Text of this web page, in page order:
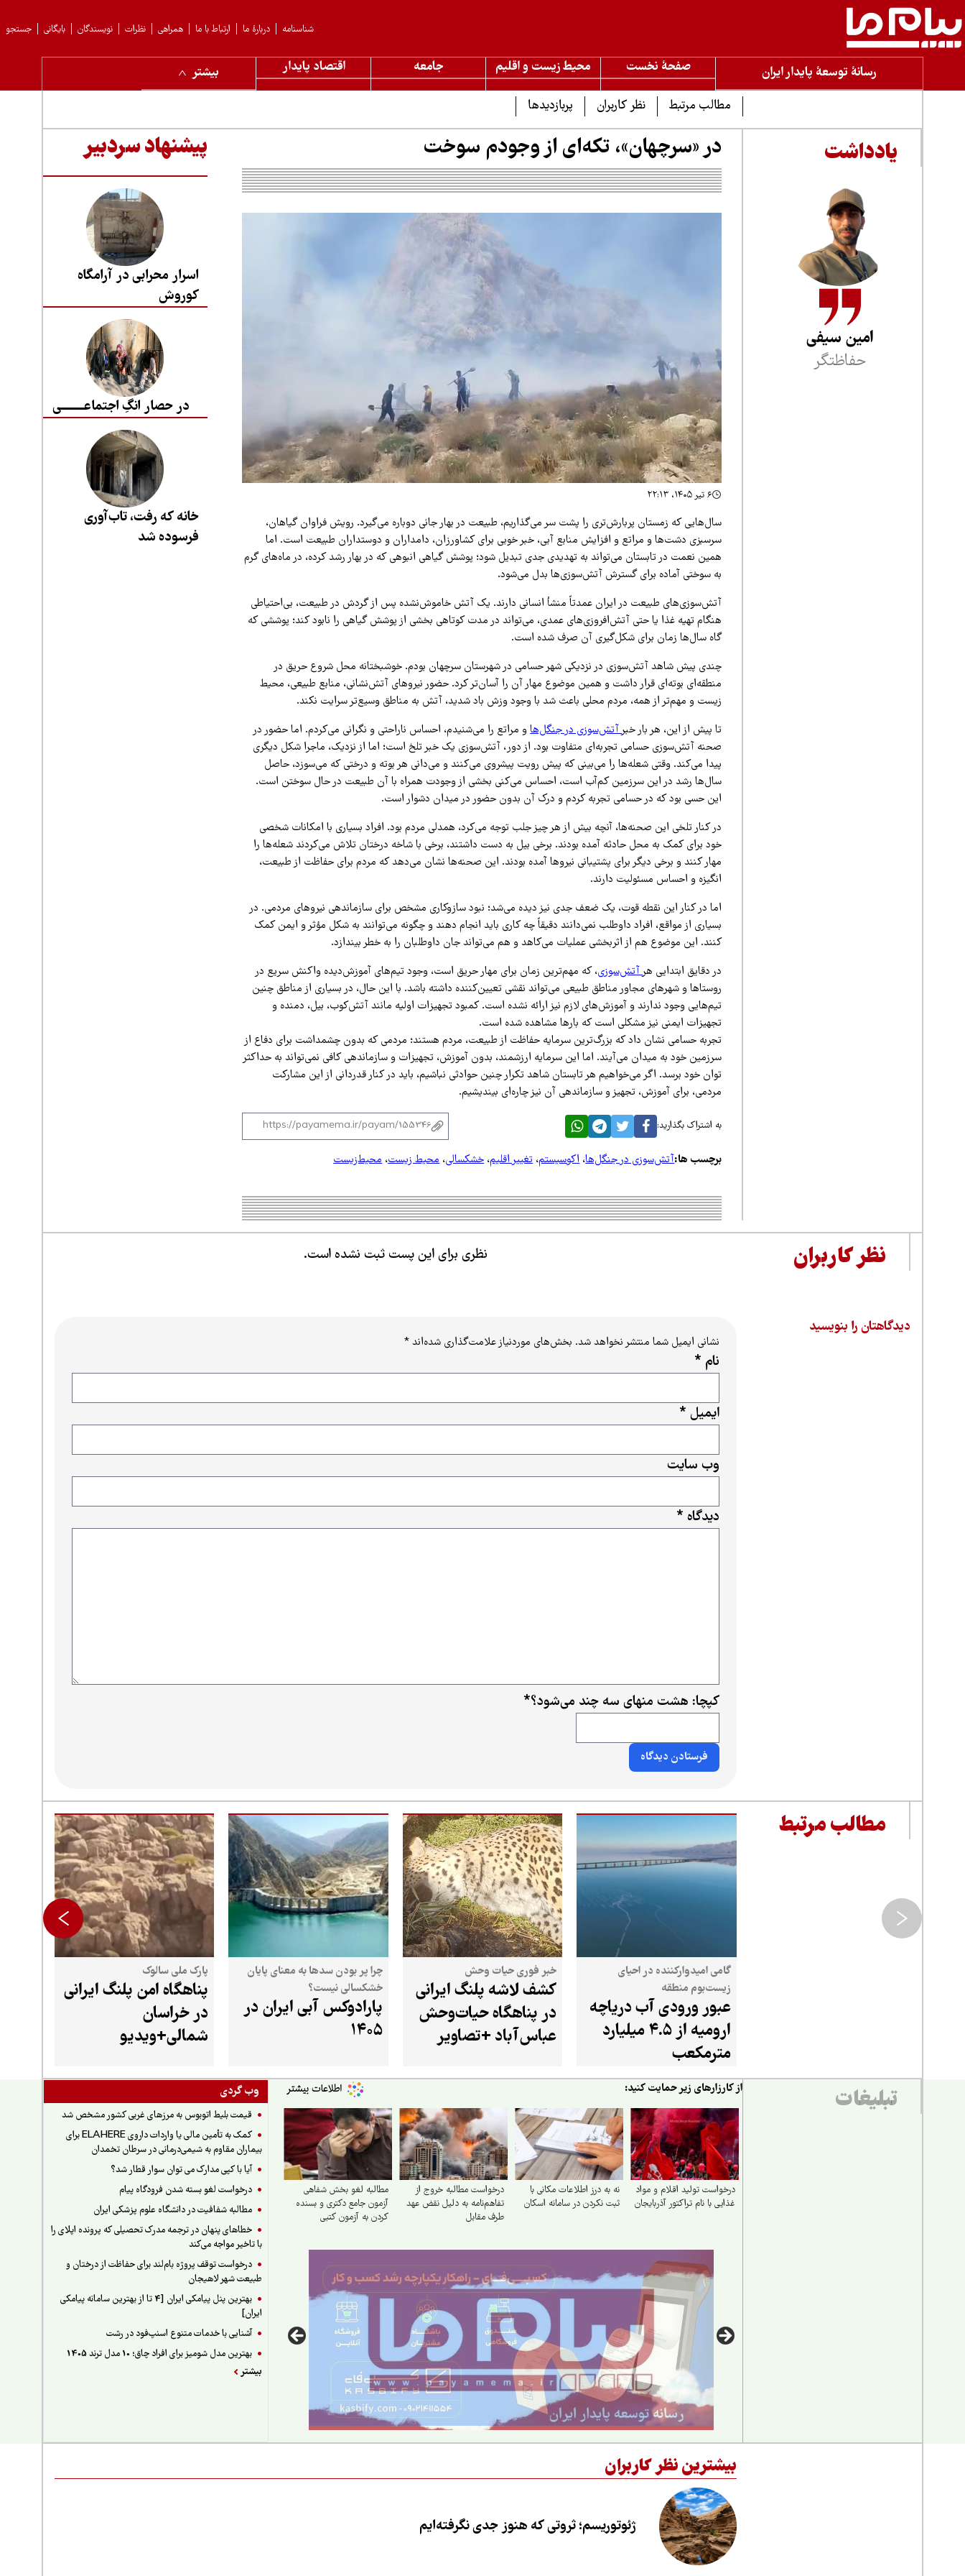
جستجو بایگانی نویسندگان نظرات همراهی ارتباط با ما دربارهٔ ما شناسنامه
رسانۀ توسعۀ پایدار ایران صفحۀ نخست محیط زیست و اقلیم جامعه اقتصاد پایدار
بیشتر
مطالب مرتبط
نظر کاربران پربازدیدها
یادداشت
امین سیفی
حفاظتگر
در «سرچهان»، تکه‌ای از وجودم سوخت
۶ تیر ۱۴۰۵، ۲۲:۱۳
سال‌هایی که زمستان پربارش‌تری را پشت سر می‌گذاریم، طبیعت در بهار جانی دوباره می‌گیرد. رویش فراوان گیاهان،
سرسبزی دشت‌ها و مراتع و افزایش منابع آبی، خبر خوبی برای کشاورزان، دامداران و دوستداران طبیعت است. اما
همین نعمت در تابستان می‌تواند به تهدیدی جدی تبدیل شود؛ پوشش گیاهی انبوهی که در بهار رشد کرده، در ماه‌های گرم
به سوختی آماده برای گسترش آتش‌سوزی‌ها بدل می‌شود.
آتش‌سوزی‌های طبیعت در ایران عمدتاً منشأ انسانی دارند. یک آتش خاموش‌نشده پس از گردش در طبیعت، بی‌احتیاطی
هنگام تهیه غذا یا حتی آتش‌افروزی‌های عمدی، می‌تواند در مدت کوتاهی بخشی از پوشش گیاهی را نابود کند؛ پوششی که
گاه سال‌ها زمان برای شکل‌گیری آن صرف شده است.
چندی پیش شاهد آتش‌سوزی در نزدیکی شهر حسامی در شهرستان سرچهان بودم. خوشبختانه محل شروع حریق در
منطقه‌ای بوته‌ای قرار داشت و همین موضوع مهار آن را آسان‌تر کرد. حضور نیروهای آتش‌نشانی، منابع طبیعی، محیط
زیست و مهم‌تر از همه، مردم محلی باعث شد با وجود وزش باد شدید، آتش به مناطق وسیع‌تر سرایت نکند.
تا پیش از این، هر بار خبرآتش‌سوزی در جنگل‌هاو مراتع را می‌شنیدم، احساس ناراحتی و نگرانی می‌کردم. اما حضور در
صحنه آتش‌سوزی حسامی تجربه‌ای متفاوت بود. از دور، آتش‌سوزی یک خبر تلخ است؛ اما از نزدیک، ماجرا شکل دیگری
پیدا می‌کند. وقتی شعله‌ها را می‌بینی که پیش رویت پیشروی می‌کنند و می‌دانی هر بوته و درختی که می‌سوزد، حاصل
سال‌ها رشد در این سرزمین کم‌آب است، احساس می‌کنی بخشی از وجودت همراه با آن طبیعت در حال سوختن است.
این حسی بود که در حسامی تجربه کردم و درک آن بدون حضور در میدان دشوار است.
در کنار تلخی این صحنه‌ها، آنچه بیش از هر چیز جلب توجه می‌کرد، همدلی مردم بود. افراد بسیاری با امکانات شخصی
خود برای کمک به محل حادثه آمده بودند. برخی بیل به دست داشتند، برخی با شاخه درختان تلاش می‌کردند شعله‌ها را
مهار کنند و برخی دیگر برای پشتیبانی نیروها آمده بودند. این صحنه‌ها نشان می‌دهد که مردم برای حفاظت از طبیعت،
انگیزه و احساس مسئولیت دارند.
اما در کنار این نقطه قوت، یک ضعف جدی نیز دیده می‌شد؛ نبود سازوکاری مشخص برای سازماندهی نیروهای مردمی. در
بسیاری از مواقع، افراد داوطلب نمی‌دانند دقیقاً چه کاری باید انجام دهند و چگونه می‌توانند به شکل مؤثر و ایمن کمک
کنند. این موضوع هم از اثربخشی عملیات می‌کاهد و هم می‌تواند جان داوطلبان را به خطر بیندازد.
در دقایق ابتدایی هرآتش‌سوزی، که مهم‌ترین زمان برای مهار حریق است، وجود تیم‌های آموزش‌دیده واکنش سریع در
روستاها و شهرهای مجاور مناطق طبیعی می‌تواند نقشی تعیین‌کننده داشته باشد. با این حال، در بسیاری از مناطق چنین
تیم‌هایی وجود ندارند و آموزش‌های لازم نیز ارائه نشده است. کمبود تجهیزات اولیه مانند آتش‌کوب، بیل، دمنده و
تجهیزات ایمنی نیز مشکلی است که بارها مشاهده شده است.
تجربه حسامی نشان داد که بزرگ‌ترین سرمایه حفاظت از طبیعت، مردم هستند؛ مردمی که بدون چشمداشت برای دفاع از
سرزمین خود به میدان می‌آیند. اما این سرمایه ارزشمند، بدون آموزش، تجهیزات و سازماندهی کافی نمی‌تواند به حداکثر
توان خود برسد. اگر می‌خواهیم هر تابستان شاهد تکرار چنین حوادثی نباشیم، باید در کنار قدردانی از این مشارکت
مردمی، برای آموزش، تجهیز و سازماندهی آن نیز چاره‌ای بیندیشیم.
به اشتراک بگذارید:
برچسب ها:آتش‌سوزی در جنگل‌ها،اکوسیستم،تغییر اقلیم،خشکسالی،محیط زیست،محیط‌زیست
پیشنهاد سردبیر
اسرار محرابی در آرامگاه
کوروش
در حصار انگِ اجتماعــــــــی
خانه که رفت، تاب‌آوری
فرسوده شد
نظر کاربران نظری برای این پست ثبت نشده است.
دیدگاهتان را بنویسید
نشانی ایمیل شما منتشر نخواهد شد. بخش‌های موردنیاز علامت‌گذاری شده‌اند*
دیدگاه *
نام *
ایمیل *
وب‌ سایت
کپچا: هشت منهای سه چند می‌شود؟*
مطالب مرتبط
گامی امیدوارکننده در احیای
زیست‌بوم منطقه
عبور ورودی آب دریاچه
ارومیه از ۴.۵ میلیارد
مترمکعب
خبر فوری حیات وحش
کشف لاشه پلنگ ایرانی
در پناهگاه حیات‌وحش
عباس‌آباد +تصاویر
چرا پر بودن سدها به معنای پایان
خشکسالی نیست؟
پارادوکس آبی ایران در
۱۴۰۵
پارک ملی سالوک
پناهگاه امن پلنگ ایرانی
در خراسان
شمالی+ویدیو
تبلیغات وب گردی
قیمت بلیط اتوبوس به مرزهای غربی کشور مشخص شد
کمک به تأمین مالی یا واردات داروی ELAHERE برای
بیماران مقاوم به شیمی‌درمانی در سرطان تخمدان
آیا با کپی مدارک می توان سوار قطار شد؟
درخواست لغو بسته شدن فرودگاه پیام
مطالبه شفافیت در دانشگاه علوم پزشکی ایران
خطاهای پنهان در ترجمه مدرک تحصیلی که پرونده اپلای را
با تاخیر مواجه می‌کند
درخواست توقف پروژه بام‌لند برای حفاظت از درختان و
طبیعت شهر لاهیجان
بهترین پنل پیامکی ایران [4 تا از بهترین سامانه پیامکی
ایران]
آشنایی با خدمات متنوع اسنپ‌فود در رشت
بهترین مدل شومیز برای افراد چاق؛ 10 مدل ترند 1405
بیشتر
از کارزارهای زیر حمایت کنید:
درخواست تولید اقلام و مواد
غذایی با نام تراکتور آذربایجان
نه به درز اطلاعات مکانی با
ثبت نکردن در سامانه اسکان
درخواست مطالبه خروج از
تفاهم‌نامه به دلیل نقض عهد
طرف مقابل
مطالبه لغو بخش شفاهی
آزمون جامع دکتری و بسنده
کردن به آزمون کتبی
بیشترین نظر کاربران
ژئوتوریسم؛ ثروتی که هنوز جدی نگرفته‌ایم